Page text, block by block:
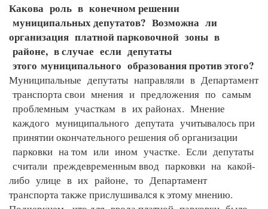
Какова роль в конечном решении
муниципальных депутатов? Возможна ли
организация платной парковочной зоны в
районе, в случае если депутаты
этого муниципального образования против этого?
Муниципальные депутаты направляли в Департамент
транспорта свои мнения и предложения по самым
проблемным участкам в их районах. Мнение
каждого муниципального депутата учитывалось при
принятии окончательного решения об организации
парковки на том или ином участке. Если депутаты
считали преждевременным ввод парковки на какой-
либо улице в их районе, то Департамент
транспорта также прислушивался к этому мнению.